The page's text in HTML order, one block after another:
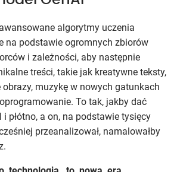
algorytmy uczenia
na podstawie ogromnych zbiorów
i zależności, aby następnie
treści, takie jak kreatywne teksty,
obrazy, muzykę w nowych gatunkach
To tak, jakby dać
płótno, a on, na podstawie tysięcy
przeanalizował, namalowałby